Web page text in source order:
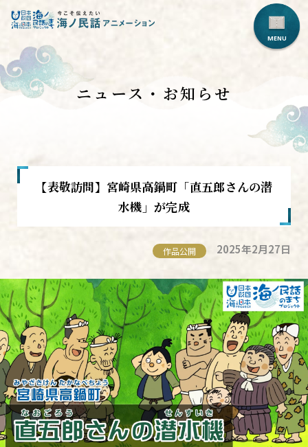
ニュース・お知らせ
【表敬訪問】宮崎県高鍋町「直五郎さんの潜
水機」が完成
作品公開 2025年2月27日